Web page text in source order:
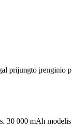
prijungto įrenginio
30 000 mAh